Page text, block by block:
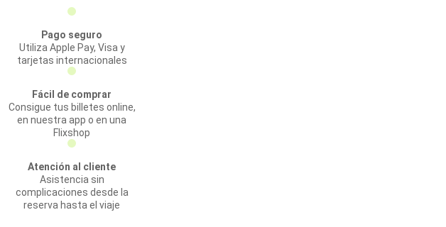
Pago seguro
Utiliza Apple Pay, Visa y
tarjetas internacionales
Fácil de comprar
Consigue tus billetes online,
en nuestra app o en una
Flixshop
Atención al cliente
Asistencia sin
complicaciones desde la
reserva hasta el viaje